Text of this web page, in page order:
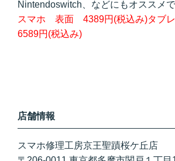
Nintendoswitch、などにもオススメで
スマホ 表面 4389円(税込み)タブ
6589円(税込み)
店舗情報
スマホ修理工房京王聖蹟桜ケ丘店